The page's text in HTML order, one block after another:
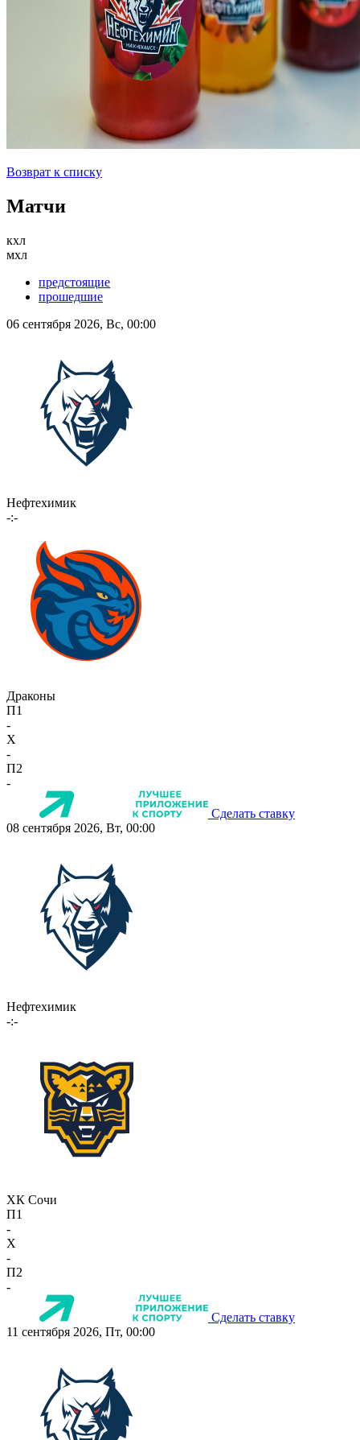
Возврат к списку
Матчи
кхл
мхл
предстоящие
прошедшие
06 сентября 2026, Вс, 00:00
Нефтехимик
-:-
Драконы
П1
-
X
-
П2
-
Сделать ставку
08 сентября 2026, Вт, 00:00
Нефтехимик
-:-
ХК Сочи
П1
-
X
-
П2
-
Сделать ставку
11 сентября 2026, Пт, 00:00